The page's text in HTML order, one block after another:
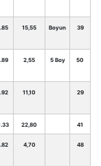
15,55 Boyun 39
2,55 5 Boy 50
11,10 29
22,80 41
4,70 48